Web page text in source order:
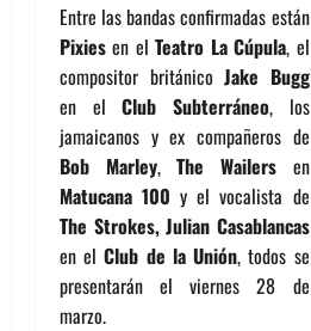
Entre las bandas confirmadas están
Pixies en elTeatro La Cúpula, el
compositor británicoJake Bugg
en elClub Subterráneo, los
jamaicanos y ex compañeros de
Bob Marley,The Wailersen
Matucana 100 y el vocalista de
The Strokes, Julian Casablancas
en elClub de la Unión, todos se
presentarán el viernes 28 de
marzo.